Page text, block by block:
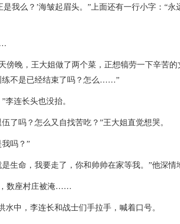
我么？’海皱起眉头。”上面还有一行小字：“
傍晚，王大姐做了两个菜，正想犒劳一下辛苦的
练不是已经结束了吗？怎么……”
李连长头也没抬。
了吗？怎么又自找苦吃？”王大姐直觉想哭。
吗？”
生命，我要走了，你和帅帅在家等我。”他深情
数座村庄被淹……
水中，李连长和战士们手拉手，喊着口号。